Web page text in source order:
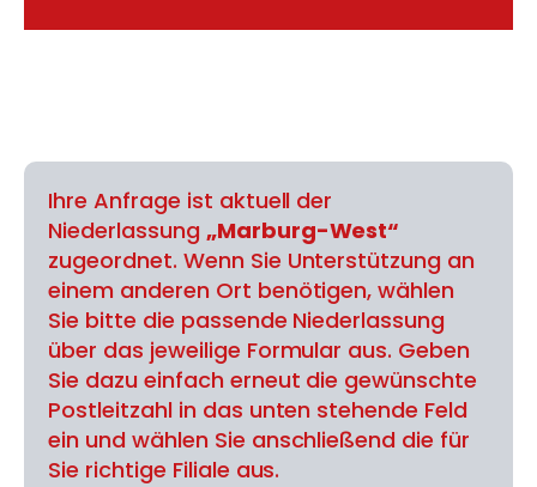
Ihre Anfrage ist aktuell der
Niederlassung „Marburg-West“
zugeordnet. Wenn Sie Unterstützung an
einem anderen Ort benötigen, wählen
Sie bitte die passende Niederlassung
über das jeweilige Formular aus. Geben
Sie dazu einfach erneut die gewünschte
Postleitzahl in das unten stehende Feld
ein und wählen Sie anschließend die für
Sie richtige Filiale aus.